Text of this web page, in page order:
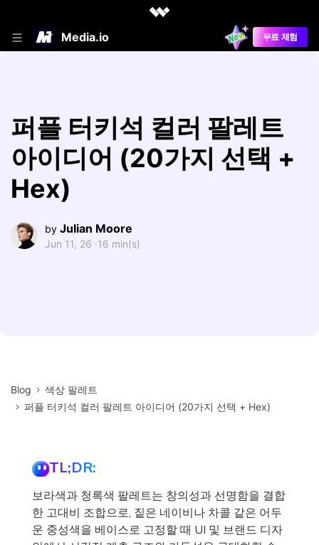
Media.io 무료 체험
퍼플 터키석 컬러 팔레트
아이디어 (20가지 선택 +
Hex)
by Julian Moore
Jun 11, 26 ·16 min(s)
Blog
색상 팔레트
퍼플 터키석 컬러 팔레트 아이디어 (20가지 선택 + Hex)
TL;DR:
보라색과 청록색 팔레트는 창의성과 선명함을 결합
한 고대비 조합으로, 짙은 네이비나 차콜 같은 어두
운 중성색을 베이스로 고정할 때 UI 및 브랜드 디자